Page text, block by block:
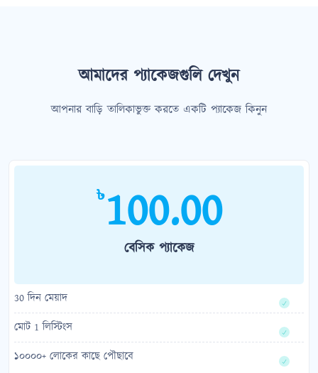
আমাদের প্যাকেজগুলি দেখুন
আপনার বাড়ি তালিকাভুক্ত করতে একটি প্যাকেজ কিনুন
৳100.00
বেসিক প্যাকেজ
30 দিন মেয়াদ
মোট 1 লিস্টিংস
১০০০০+ লোকের কাছে পৌছাবে